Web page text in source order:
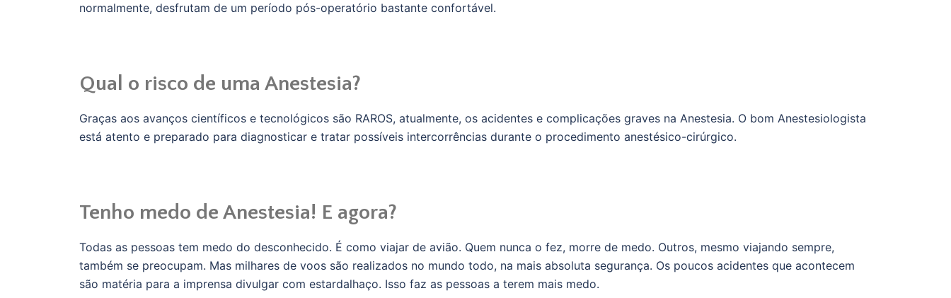
normalmente, desfrutam de um período pós-operatório bastante confortável.
Qual o risco de uma Anestesia?
Graças aos avanços científicos e tecnológicos são RAROS, atualmente, os acidentes e complicações graves na Anestesia. O bom Anestesiologista
está atento e preparado para diagnosticar e tratar possíveis intercorrências durante o procedimento anestésico-cirúrgico.
Tenho medo de Anestesia! E agora?
Todas as pessoas tem medo do desconhecido. É como viajar de avião. Quem nunca o fez, morre de medo. Outros, mesmo viajando sempre,
também se preocupam. Mas milhares de voos são realizados no mundo todo, na mais absoluta segurança. Os poucos acidentes que acontecem
são matéria para a imprensa divulgar com estardalhaço. Isso faz as pessoas a terem mais medo.